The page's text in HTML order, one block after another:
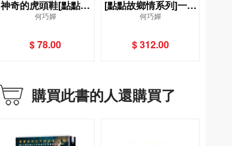
神奇的虎頭鞋[點點故
鄉情系列]
何巧嬋
$ 78.00
[點點故鄉情系列]一套
4冊
何巧嬋
$ 312.00
購買此書的人還購買了